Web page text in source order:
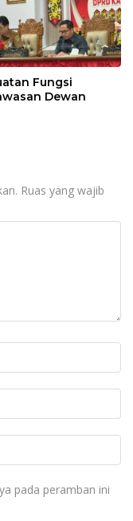
Fungsi
Dewan
Ruas yang wajib
pada peramban ini